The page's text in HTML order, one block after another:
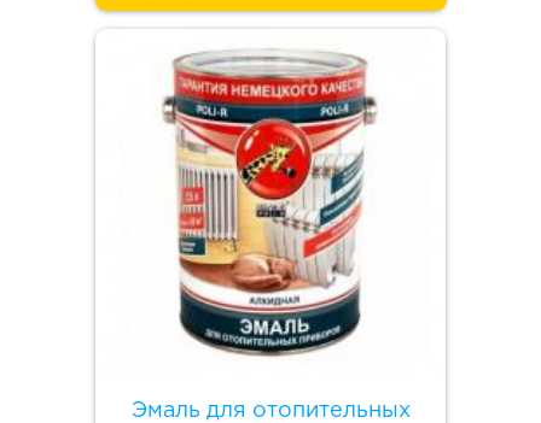
Эмаль для отопительных